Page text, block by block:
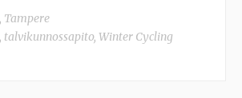
, Tampere
, talvikunnossapito, Winter Cycling